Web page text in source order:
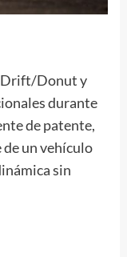
Drift/Donut y
durante
de patente,
un vehículo
sin